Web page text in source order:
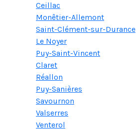
Ceillac
Monêtier-Allemont
Saint-Clément-sur-Durance
Le Noyer
Puy-Saint-Vincent
Claret
Réallon
Puy-Sanières
Savournon
Valserres
Venterol